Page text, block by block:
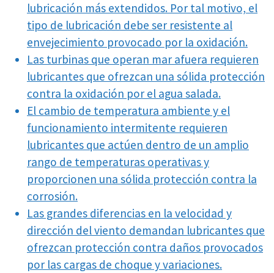
lubricación más extendidos. Por tal motivo, el
tipo de lubricación debe ser resistente al
envejecimiento provocado por la oxidación.
Las turbinas que operan mar afuera requieren
lubricantes que ofrezcan una sólida protección
contra la oxidación por el agua salada.
El cambio de temperatura ambiente y el
funcionamiento intermitente requieren
lubricantes que actúen dentro de un amplio
rango de temperaturas operativas y
proporcionen una sólida protección contra la
corrosión.
Las grandes diferencias en la velocidad y
dirección del viento demandan lubricantes que
ofrezcan protección contra daños provocados
por las cargas de choque y variaciones.